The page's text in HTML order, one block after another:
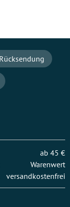
Rücksendung
ab 45 €
Warenwert
versandkostenfrei